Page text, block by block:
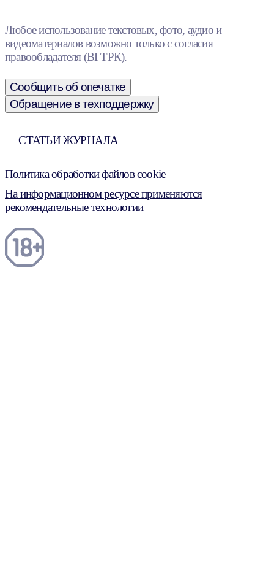
Любое использование текстовых, фото, аудио и
видеоматериалов возможно только с согласия
правообладателя (ВГТРК).
Сообщить об опечатке
Обращение в техподдержку
СТАТЬИ ЖУРНАЛА
Политика обработки файлов cookie
На информационном ресурсе применяются
рекомендательные технологии